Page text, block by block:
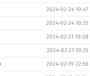
2024-02-24 19:47
2024-02-24 10:25
2024-02-21 10:28
2024-02-21 10:25
2024-02-19 22:56